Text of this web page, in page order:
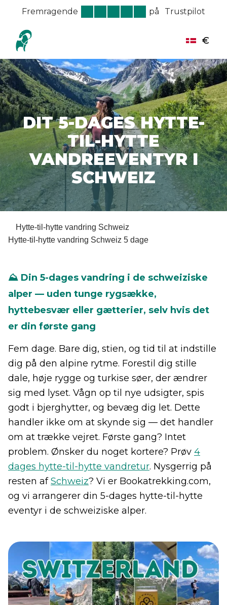
Fremragende på Trustpilot
€
DIT 5-DAGES HYTTE-
TIL-HYTTE
VANDREEVENTYR I
SCHWEIZ
Hytte-til-hytte vandring Schweiz
Hytte-til-hytte vandring Schweiz 5 dage
⛰️ Din 5-dages vandring i de schweiziske
alper — uden tunge rygsække,
hyttebesvær eller gætterier, selv hvis det
er din første gang
Fem dage. Bare dig, stien, og tid til at indstille
dig på den alpine rytme. Forestil dig stille
dale, høje rygge og turkise søer, der ændrer
sig med lyset. Vågn op til nye udsigter, spis
godt i bjerghytter, og bevæg dig let. Dette
handler ikke om at skynde sig — det handler
om at trække vejret. Første gang? Intet
problem. Ønsker du noget kortere? Prøv 4
dages hytte-til-hytte vandretur. Nysgerrig på
resten afSchweiz? Vi er Bookatrekking.com,
og vi arrangerer din 5-dages hytte-til-hytte
eventyr i de schweiziske alper.